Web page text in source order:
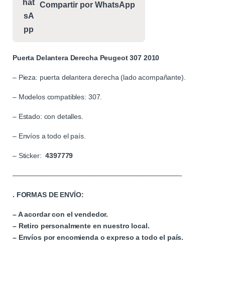
Compartir por WhatsApp
Puerta Delantera Derecha Peugeot 307 2010
– Pieza: puerta delantera derecha (lado acompañante).
– Modelos compatibles: 307.
– Estado: con detalles.
– Envíos a todo el país.
– Sticker:4397779
————————————————————————-
. FORMAS DE ENVÍO:
– A acordar con el vendedor.
– Retiro personalmente en nuestro local.
– Envíos por encomienda o expreso a todo el país.